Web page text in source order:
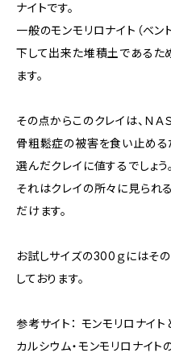
ナイトです。
一般のモンモリロナイト（ベン
下して出来た堆積土であるた
ます。
その点からこのクレイは、Ｎ
骨粗鬆症の被害を食い止める
選んだクレイに値するでしょう。
それはクレイの所々に見られ
だけます。
お試しサイズの300ｇにはそ
しております。
参考サイト： モンモリロナイ
カルシウム・モンモリロナイ